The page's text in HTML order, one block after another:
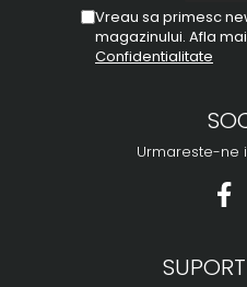
Vreau sa primesc
magazinului. Afla
Confidentialitate
Urmareste-ne